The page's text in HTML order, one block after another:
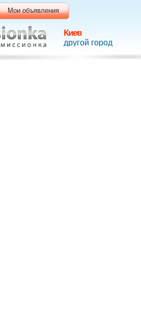
Киев
другой город
Мои объявления